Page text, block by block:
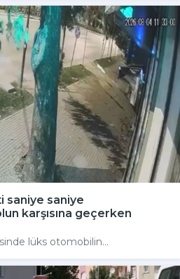
saniye saniye
karşısına geçerken
lüks otomobilin...